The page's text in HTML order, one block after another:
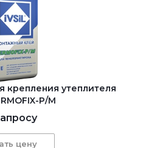
крепления утеплителя
Р/М
цену